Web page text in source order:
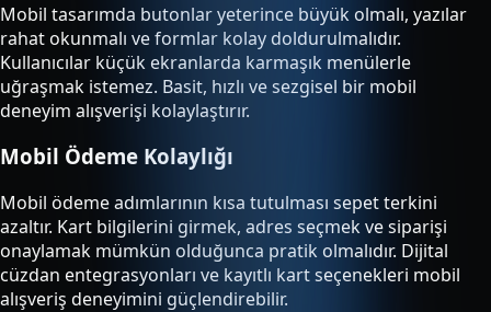
Mobil tasarımda butonlar yeterince büyük olmalı, yazılar
rahat okunmalı ve formlar kolay doldurulmalıdır.
Kullanıcılar küçük ekranlarda karmaşık menülerle
uğraşmak istemez. Basit, hızlı ve sezgisel bir mobil
deneyim alışverişi kolaylaştırır.
Mobil Ödeme Kolaylığı
Mobil ödeme adımlarının kısa tutulması sepet terkini
azaltır. Kart bilgilerini girmek, adres seçmek ve siparişi
onaylamak mümkün olduğunca pratik olmalıdır. Dijital
cüzdan entegrasyonları ve kayıtlı kart seçenekleri mobil
alışveriş deneyimini güçlendirebilir.